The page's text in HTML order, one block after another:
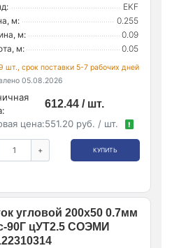
EKF
м:
0.255
м:
0.09
м:
0.05
шт., срок поставки 5-7 рабочих дней
05.08.2026
612.44 / шт.
цена:551.20 руб. / шт. !
+ КУПИТЬ
угловой 200х50 0.7мм
90Г цУТ2.5 СОЭМИ